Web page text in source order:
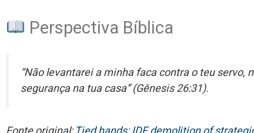
Perspectiva Bíblica
“Não levantarei a minha faca contra o teu servo,
segurança na tua casa” (Gênesis 26:31).